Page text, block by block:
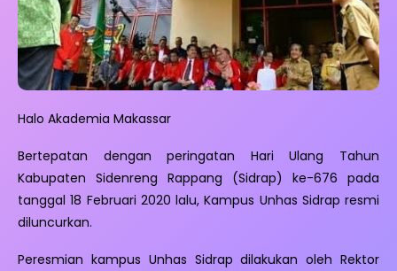
Halo Akademia Makassar
Bertepatan dengan peringatan Hari Ulang Tahun
Kabupaten Sidenreng Rappang (Sidrap) ke-676 pada
tanggal 18 Februari 2020 lalu, Kampus Unhas Sidrap resmi
diluncurkan.
Peresmian kampus Unhas Sidrap dilakukan oleh Rektor